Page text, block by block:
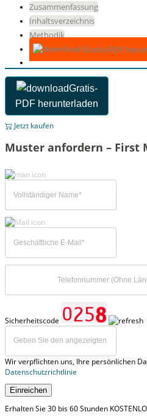
Zusammenfassung
Inhaltsverzeichnis
Methodik
Gratis-PDF
Gratis-
PDF herunterladen
Jetzt kaufen
Muster anfordern – First
Sicherheitscode
Wir verpflichten uns, Ihre persönlichen
Datenschutzrichtlinie
Einreichen
Erhalten Sie 30 bis 60 Stunden